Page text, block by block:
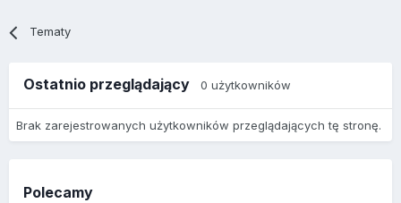
Tematy
Ostatnio przeglądający 0 użytkowników
Brak zarejestrowanych użytkowników przeglądających tę stronę.
Polecamy